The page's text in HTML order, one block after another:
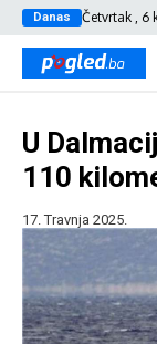
Danas Četvrtak , 6
U
110
17. Travnja 2025.